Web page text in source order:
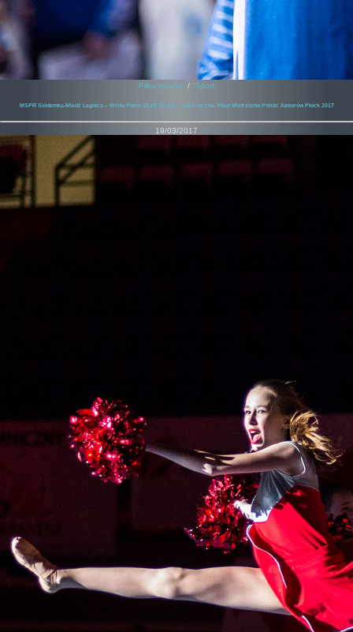
Piłka ręczna / Sport
MSPR Siódemka-Miedź Legnica – Wisła Płock 26:28 (17:16) – piłka ręczna, Finał Mistrzostw Polski Juniorów Płock 2017
19/03/2017